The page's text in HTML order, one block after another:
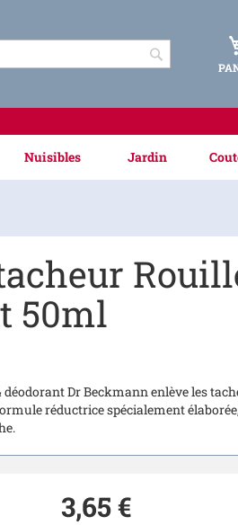
Rechercher
Nuisibles Jardin
50ml
Dr Beckmann enlève les
réductrice spécialement
3,65 €